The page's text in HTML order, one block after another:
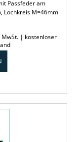
Passfeder am
Lochkreis M=46mm
MwSt. | kostenloser